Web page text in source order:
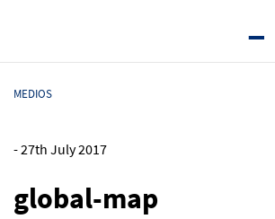
MEDIOS
-27th July 2017
global-map